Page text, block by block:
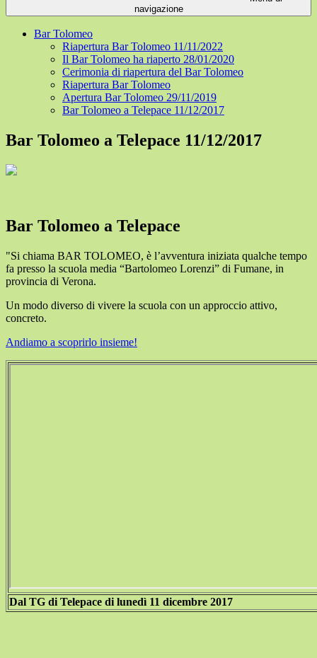
navigazione
Bar Tolomeo
Riapertura Bar Tolomeo 11/11/2022
Il Bar Tolomeo ha riaperto 28/01/2020
Cerimonia di riapertura del Bar Tolomeo
Riapertura Bar Tolomeo
Apertura Bar Tolomeo 29/11/2019
Bar Tolomeo a Telepace 11/12/2017
Bar Tolomeo a Telepace 11/12/2017
Bar Tolomeo a Telepace
"Si chiama BAR TOLOMEO, è l’avventura iniziata qualche tempo
fa presso la scuola media “Bartolomeo Lorenzi” di Fumane, in
provincia di Verona.
Un modo diverso di vivere la scuola con un approccio attivo,
concreto.
Andiamo a scoprirlo insieme!
Dal TG di Telepace di lunedì 11 dicembre 2017